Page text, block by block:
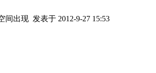
间出现 发表于 2012-9-27 15:53